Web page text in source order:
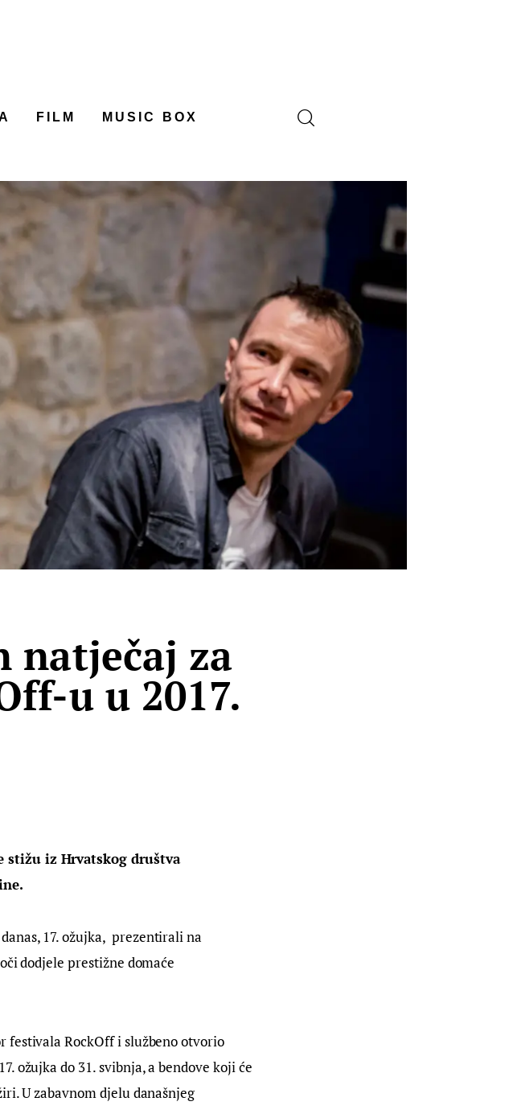
FILM MUSIC BOX
natječaj za
u u 2017.
stižu iz Hrvatskog društva
17. ožujka,  prezentirali na
dodjele prestižne domaće
festivala RockOff i službeno otvorio
ožujka do 31. svibnja, a bendove koji će
U zabavnom djelu današnjeg